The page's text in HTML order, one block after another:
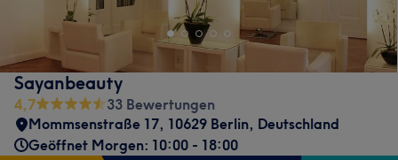
Sayanbeauty
4,7
33 Bewertungen
Mommsenstraße 17, 10629 Berlin, Deutschland
Geöffnet Morgen: 10:00 - 18:00